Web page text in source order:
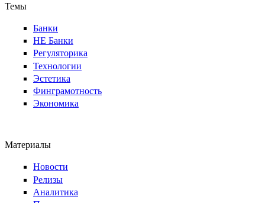
Темы
Банки
НЕ Банки
Регуляторика
Технологии
Эстетика
Финграмотность
Экономика
Материалы
Новости
Релизы
Аналитика